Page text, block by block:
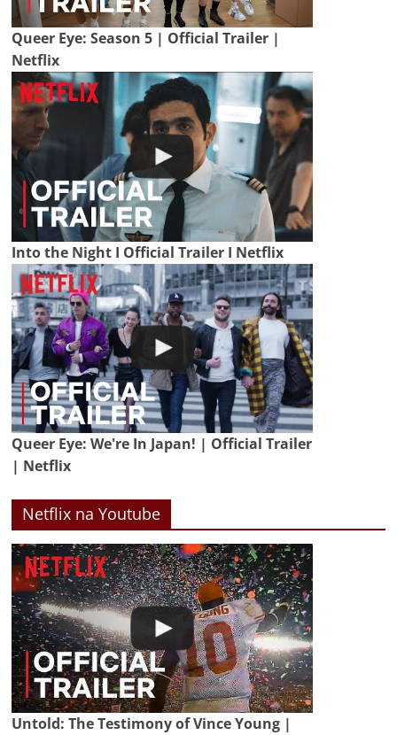
Queer Eye: Season 5 | Official Trailer |
Netflix
Into the Night I Official Trailer I Netflix
Queer Eye: We're In Japan! | Official Trailer
| Netflix
Netflix na Youtube
Untold: The Testimony of Vince Young |